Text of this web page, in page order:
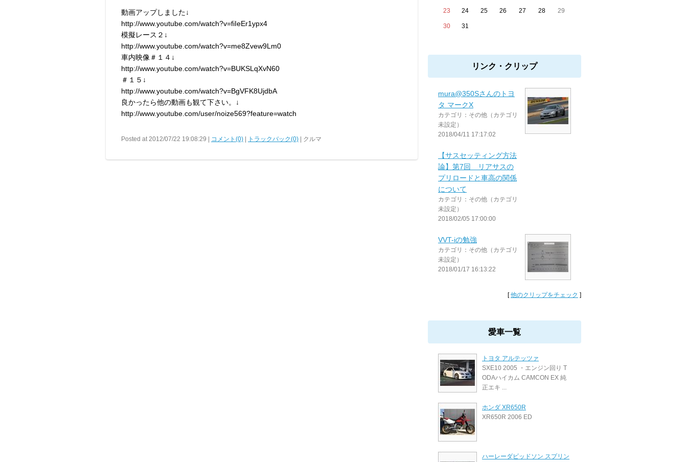
動画アップしました↓
http://www.youtube.com/watch?v=fiIeEr1ypx4
模擬レース２↓
http://www.youtube.com/watch?v=me8Zvew9Lm0
車内映像＃１４↓
http://www.youtube.com/watch?v=BUKSLqXvN60
＃１５↓
http://www.youtube.com/watch?v=BgVFK8UjdbA
良かったら他の動画も観て下さい。↓
http://www.youtube.com/user/noize569?feature=watch
Posted at 2012/07/22 19:08:29 | コメント(0) トラックバック(0) | クルマ
23 24 25 26 27 28 29
30 31
リンク・クリップ
mura@350Sさんのトヨ
タ マークX
カテゴリ：その他（カテゴリ
未設定）
2018/04/11 17:17:02
【サスセッティング方法
論】第7回 リアサスの
プリロードと車高の関係
について
カテゴリ：その他（カテゴリ
未設定）
2018/02/05 17:00:00
VVT-iの勉強
カテゴリ：その他（カテゴリ
未設定）
2018/01/17 16:13:22
[他のクリップをチェック ]
愛車一覧
トヨタ アルテッツァ
SXE10 2005 ・エンジン回り T
ODAハイカム CAMCON EX 純
正エキ ...
ホンダ XR650R
XR650R 2006 ED
ハーレーダビッドソン スプリン